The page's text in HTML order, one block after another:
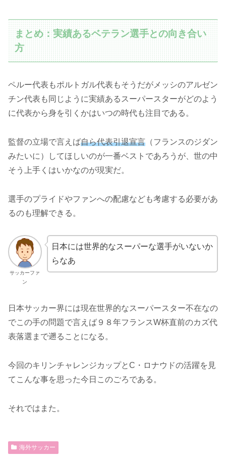
まとめ：実績あるベテラン選手との向き合い
方
ペルー代表もポルトガル代表もそうだがメッシのアルゼン
チン代表も同じように実績あるスーパースターがどのよう
に代表から身を引くかはいつの時代も注目である。
監督の立場で言えば自ら代表引退宣言 （フランスのジダン
みたいに）してほしいのが一番ベストであろうが、世の中
そう上手くはいかなのが現実だ。
選手のプライドやファンへの配慮なども考慮する必要があ
るのも理解できる。
サッカーファ
ン
日本には世界的なスーパーな選手がいないか
らなあ
日本サッカー界には現在世界的なスーパースター不在なの
でこの手の問題で言えば９８年フランスW杯直前のカズ代
表落選まで遡ることになる。
今回のキリンチャレンジカップとC・ロナウドの活躍を見
てこんな事を思った今日このごろである。
それではまた。
海外サッカー